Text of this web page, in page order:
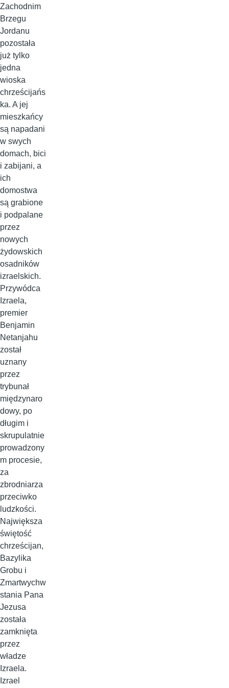
Zachodnim
Brzegu
Jordanu
pozostała
już tylko
jedna
wioska
chrześcijańs
ka. A jej
mieszkańcy
są napadani
w swych
domach, bici
i zabijani, a
ich
domostwa
są grabione
i podpalane
przez
nowych
żydowskich
osadników
izraelskich.
Przywódca
Izraela,
premier
Benjamin
Netanjahu
został
uznany
przez
trybunał
międzynaro
dowy, po
długim i
skrupulatnie
prowadzony
m procesie,
za
zbrodniarza
przeciwko
ludzkości.
Największa
świętość
chrześcijan,
Bazylika
Grobu i
Zmartwychw
stania Pana
Jezusa
została
zamknięta
przez
władze
Izraela.
Izrael